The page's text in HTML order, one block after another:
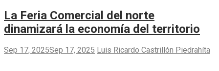
La Feria Comercial del norte
dinamizará la economía del territorio
Sep 17, 2025Sep 17, 2025 Luis Ricardo Castrillón Piedrahíta